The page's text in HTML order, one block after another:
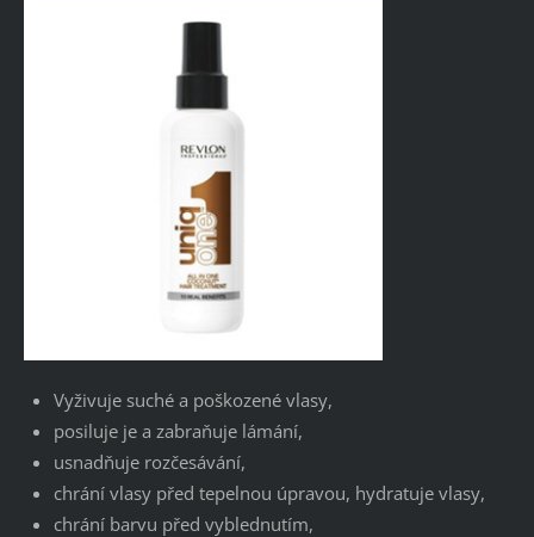
Vyživuje suché a poškozené vlasy,
posiluje je a zabraňuje lámání,
usnadňuje rozčesávání,
chrání vlasy před tepelnou úpravou, hydratuje vlasy,
chrání barvu před vyblednutím,